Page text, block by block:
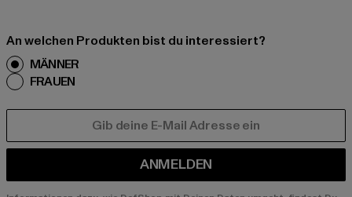
An welchen Produkten bist du interessiert?
MÄNNER
FRAUEN
ANMELDEN